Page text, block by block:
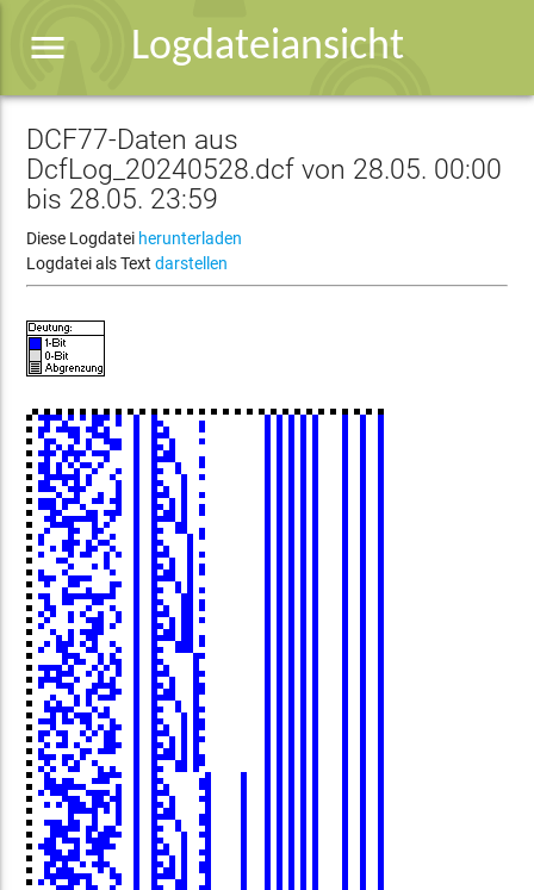
Logdateiansicht
menu
DCF77-Daten aus
DcfLog_20240528.dcf von 28.05. 00:00
bis 28.05. 23:59
Diese Logdatei herunterladen
Logdatei als Textdarstellen